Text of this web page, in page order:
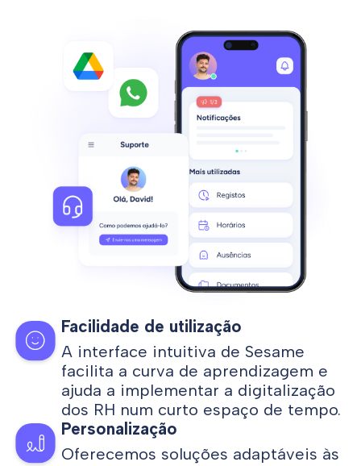
Facilidade de utilização
A interface intuitiva de Sesame
facilita a curva de aprendizagem e
ajuda a implementar a digitalização
dos RH num curto espaço de tempo.
Personalização
Oferecemos soluções adaptáveis às